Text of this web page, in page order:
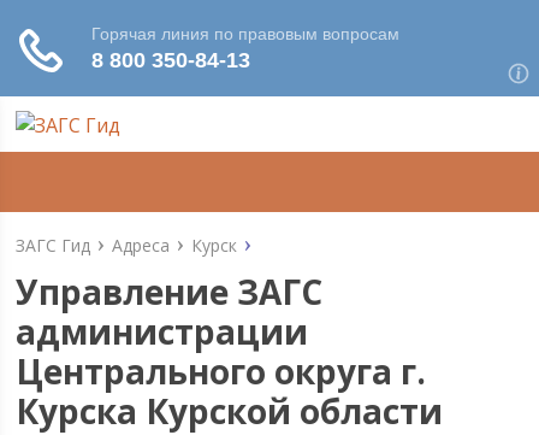
ЗАГС Гид Адреса Курск
Управление ЗАГС
администрации
Центрального округа г.
Курска Курской области